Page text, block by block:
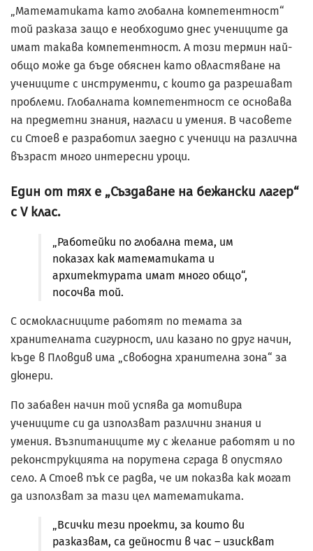
„Математиката като глобална компетентност“
той разказа защо е необходимо днес учениците да
имат такава компетентност. А този термин най-
общо може да бъде обяснен като овластяване на
учениците с инструменти, с които да разрешават
проблеми. Глобалната компетентност се основава
на предметни знания, нагласи и умения. В часовете
си Стоев е разработил заедно с ученици на различна
възраст много интересни уроци.
Един от тях е „Създаване на бежански лагер“
с V клас.
„Работейки по глобална тема, им
показах как математиката и
архитектурата имат много общо“,
посочва той.
С осмокласниците работят по темата за
хранителната сигурност, или казано по друг начин,
къде в Пловдив има „свободна хранителна зона“ за
дюнери.
По забавен начин той успява да мотивира
учениците си да използват различни знания и
умения. Възпитаниците му с желание работят и по
реконструкцията на порутена сграда в опустяло
село. А Стоев пък се радва, че им показва как могат
да използват за тази цел математиката.
„Всички тези проекти, за които ви
разказвам, са дейности в час – изискват